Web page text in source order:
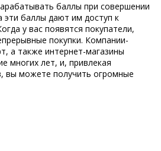
баллы при совершении
эти баллы дают им доступ к
у вас появятся покупатели,
покупки. Компании-
а также интернет-магазины
многих лет, и, привлекая
вы можете получить огромные